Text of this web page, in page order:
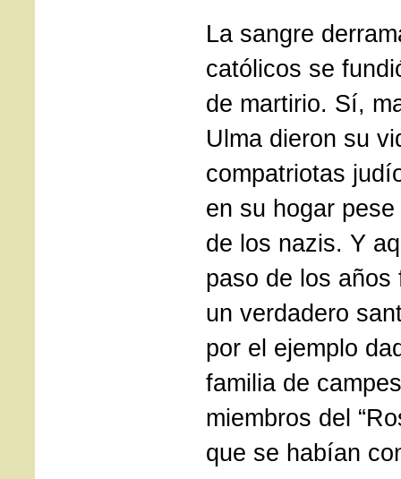
La sangre
católicos se
de martirio. Sí,
Ulma dieron su
compatriotas
en su hogar
de los nazis. Y
paso de los
un verdadero
por el ejemplo
familia de
miembros del
que se habían